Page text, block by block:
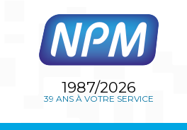
1987/2026
39 ANS À VOTRE SERVICE